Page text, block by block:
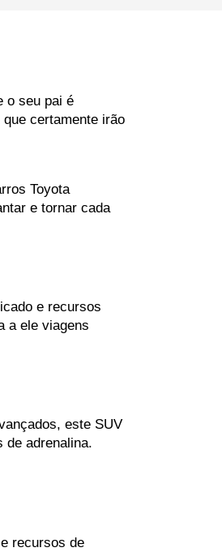
o seu pai é
certamente irão
Toyota
e tornar cada
e recursos
a ele viagens
este SUV
de adrenalina.
recursos de